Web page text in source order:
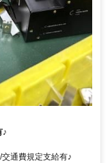
♪
通費規定支給有♪